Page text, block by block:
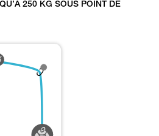
250 KG SOUS POINT DE